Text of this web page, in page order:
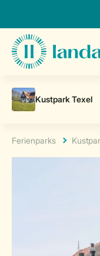
Ferienparks